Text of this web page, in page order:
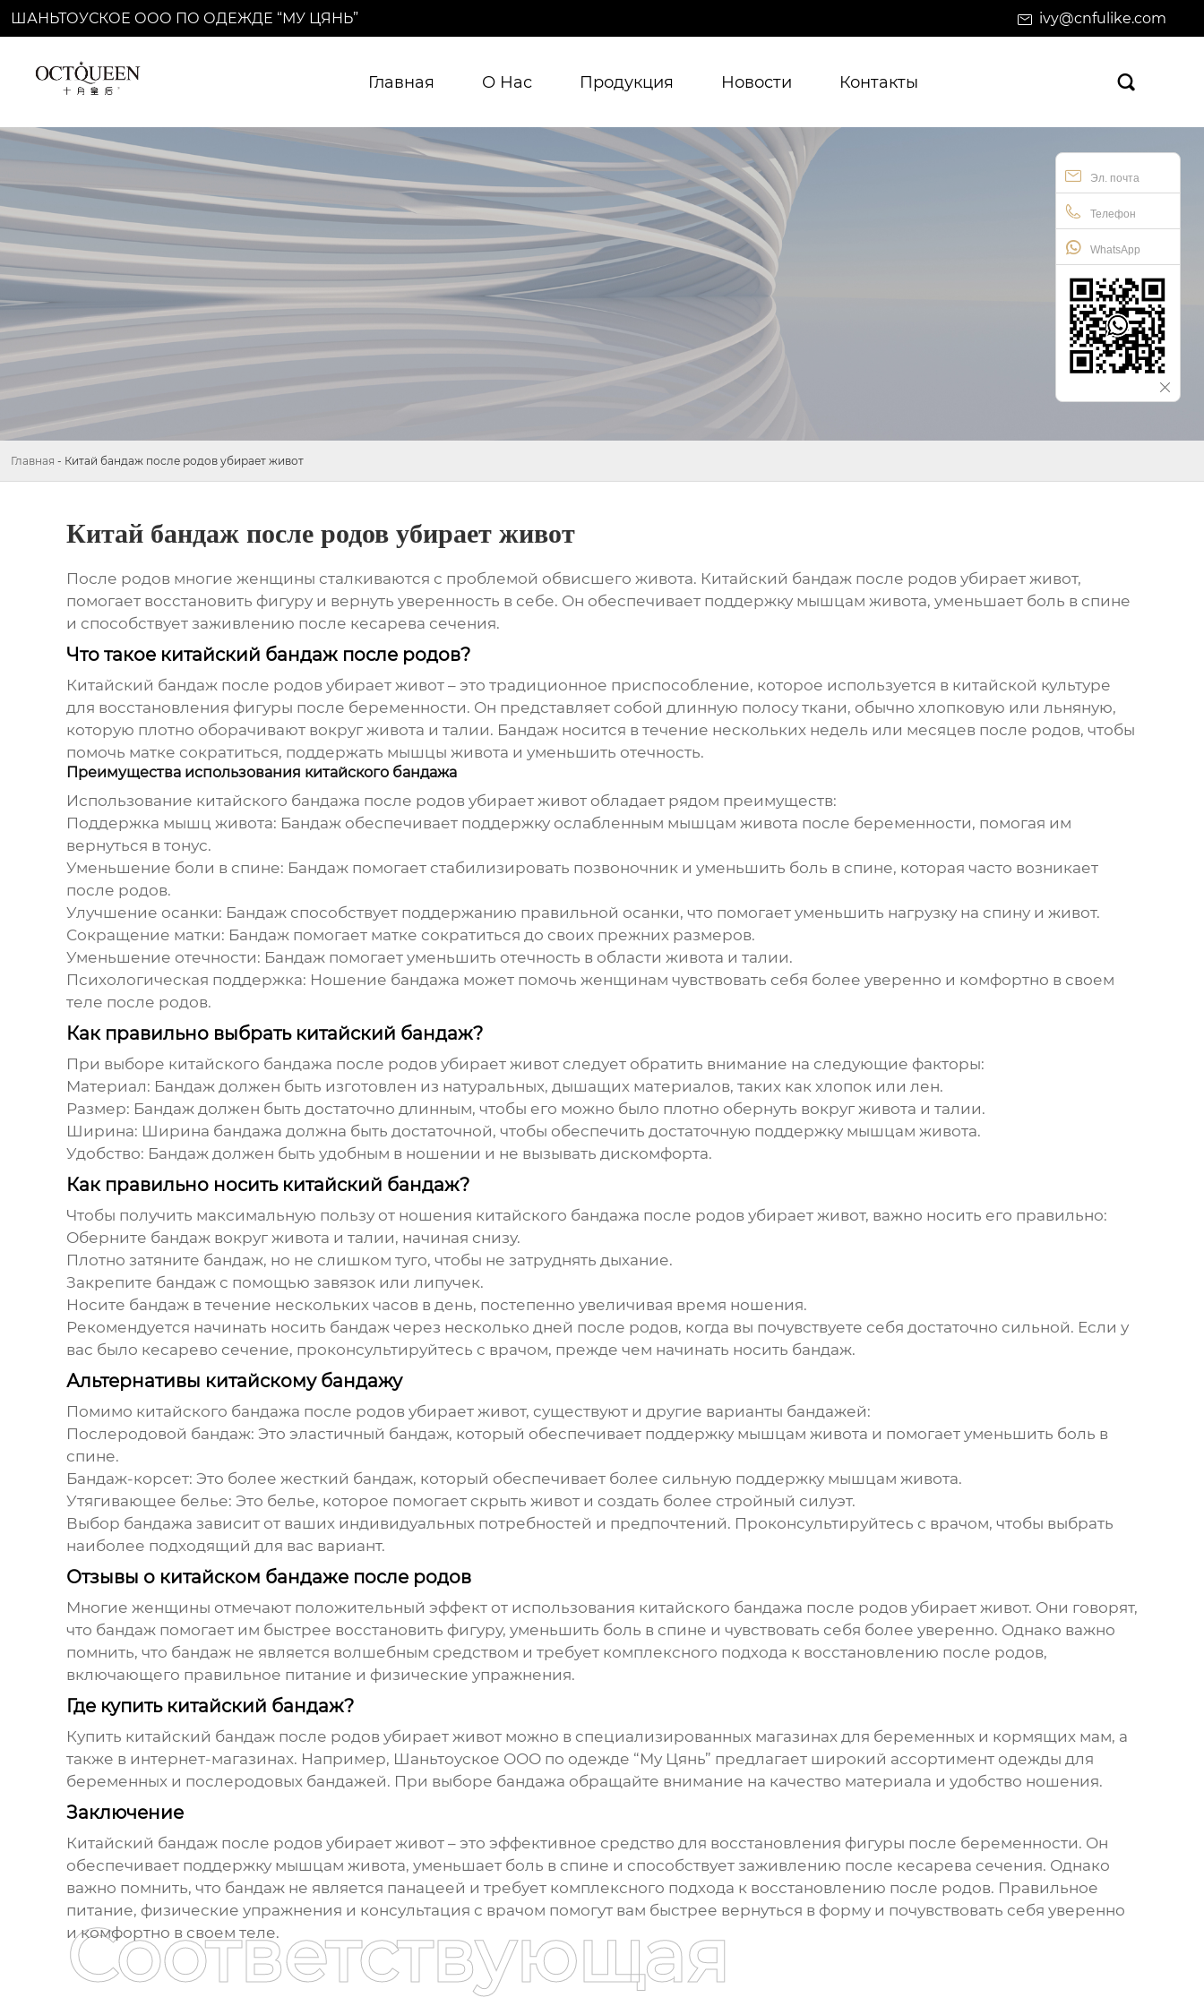
ШАНЬТОУСКОЕ ООО ПО ОДЕЖДЕ “МУ ЦЯНЬ” ivy@cnfulike.com
Главная О Нас Продукция Новости Контакты 
Эл. почта
Телефон
WhatsApp
Главная - Китай бандаж после родов убирает живот
Китай бандаж после родов убирает живот
После родов многие женщины сталкиваются с проблемой обвисшего живота. Китайский бандаж после родов убирает живот,
помогает восстановить фигуру и вернуть уверенность в себе. Он обеспечивает поддержку мышцам живота, уменьшает боль в спине
и способствует заживлению после кесарева сечения.
Что такое китайский бандаж после родов?
Китайский бандаж после родов убирает живот– это традиционное приспособление, которое используется в китайской культуре
для восстановления фигуры после беременности. Он представляет собой длинную полосу ткани, обычно хлопковую или льняную,
которую плотно оборачивают вокруг живота и талии. Бандаж носится в течение нескольких недель или месяцев после родов, чтобы
помочь матке сократиться, поддержать мышцы живота и уменьшить отечность.
Преимущества использования китайского бандажа
Использование китайского бандажа после родов убирает животобладает рядом преимуществ:
Поддержка мышц живота: Бандаж обеспечивает поддержку ослабленным мышцам живота после беременности, помогая им
вернуться в тонус.
Уменьшение боли в спине: Бандаж помогает стабилизировать позвоночник и уменьшить боль в спине, которая часто возникает
после родов.
Улучшение осанки: Бандаж способствует поддержанию правильной осанки, что помогает уменьшить нагрузку на спину и живот.
Сокращение матки: Бандаж помогает матке сократиться до своих прежних размеров.
Уменьшение отечности: Бандаж помогает уменьшить отечность в области живота и талии.
Психологическая поддержка: Ношение бандажа может помочь женщинам чувствовать себя более уверенно и комфортно в своем
теле после родов.
Как правильно выбрать китайский бандаж?
При выборе китайского бандажа после родов убирает животследует обратить внимание на следующие факторы:
Материал: Бандаж должен быть изготовлен из натуральных, дышащих материалов, таких как хлопок или лен.
Размер: Бандаж должен быть достаточно длинным, чтобы его можно было плотно обернуть вокруг живота и талии.
Ширина: Ширина бандажа должна быть достаточной, чтобы обеспечить достаточную поддержку мышцам живота.
Удобство: Бандаж должен быть удобным в ношении и не вызывать дискомфорта.
Как правильно носить китайский бандаж?
Чтобы получить максимальную пользу от ношения китайского бандажа после родов убирает живот, важно носить его правильно:
Оберните бандаж вокруг живота и талии, начиная снизу.
Плотно затяните бандаж, но не слишком туго, чтобы не затруднять дыхание.
Закрепите бандаж с помощью завязок или липучек.
Носите бандаж в течение нескольких часов в день, постепенно увеличивая время ношения.
Рекомендуется начинать носить бандаж через несколько дней после родов, когда вы почувствуете себя достаточно сильной. Если у
вас было кесарево сечение, проконсультируйтесь с врачом, прежде чем начинать носить бандаж.
Альтернативы китайскому бандажу
Помимо китайского бандажа после родов убирает живот, существуют и другие варианты бандажей:
Послеродовой бандаж: Это эластичный бандаж, который обеспечивает поддержку мышцам живота и помогает уменьшить боль в
спине.
Бандаж-корсет: Это более жесткий бандаж, который обеспечивает более сильную поддержку мышцам живота.
Утягивающее белье: Это белье, которое помогает скрыть живот и создать более стройный силуэт.
Выбор бандажа зависит от ваших индивидуальных потребностей и предпочтений. Проконсультируйтесь с врачом, чтобы выбрать
наиболее подходящий для вас вариант.
Отзывы о китайском бандаже после родов
Многие женщины отмечают положительный эффект от использования китайского бандажа после родов убирает живот. Они говорят,
что бандаж помогает им быстрее восстановить фигуру, уменьшить боль в спине и чувствовать себя более уверенно. Однако важно
помнить, что бандаж не является волшебным средством и требует комплексного подхода к восстановлению после родов,
включающего правильное питание и физические упражнения.
Где купить китайский бандаж?
Купить китайский бандаж после родов убирает животможно в специализированных магазинах для беременных и кормящих мам, а
также в интернет-магазинах. Например, Шаньтоуское ООО по одежде “Му Цянь” предлагает широкий ассортимент одежды для
беременных и послеродовых бандажей. При выборе бандажа обращайте внимание на качество материала и удобство ношения.
Заключение
Китайский бандаж после родов убирает живот– это эффективное средство для восстановления фигуры после беременности. Он
обеспечивает поддержку мышцам живота, уменьшает боль в спине и способствует заживлению после кесарева сечения. Однако
важно помнить, что бандаж не является панацеей и требует комплексного подхода к восстановлению после родов. Правильное
питание, физические упражнения и консультация с врачом помогут вам быстрее вернуться в форму и почувствовать себя уверенно
и комфортно в своем теле.
Соответствующая